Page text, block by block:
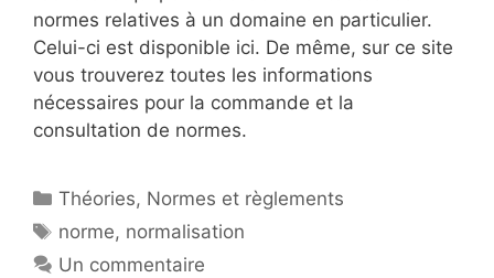
normes relatives à un domaine en particulier.
Celui-ci est disponible ici. De même, sur ce site
vous trouverez toutes les informations
nécessaires pour la commande et la
consultation de normes.
Catégories
Théories, Normes et règlements
Étiquettes
norme, normalisation
Un commentaire